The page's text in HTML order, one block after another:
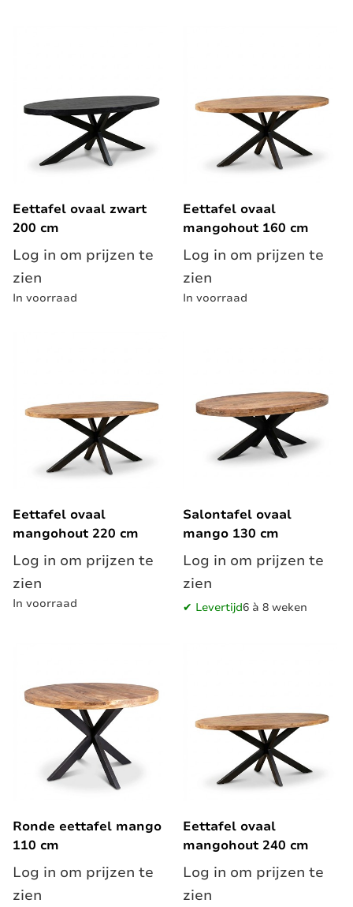
Eettafel ovaal zwart
200 cm
Log in om prijzen te
zien
In voorraad
Eettafel ovaal
mangohout 160 cm
Log in om prijzen te
zien
In voorraad
Eettafel ovaal
mangohout 220 cm
Log in om prijzen te
zien
In voorraad
Salontafel ovaal
mango 130 cm
Log in om prijzen te
zien
✔ Levertijd6 à 8 weken
Ronde eettafel mango
110 cm
Log in om prijzen te
zien
Eettafel ovaal
mangohout 240 cm
Log in om prijzen te
zien